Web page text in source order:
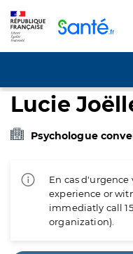
Lucie
Psychologue
En cas d'urgence
experience or
immediatly call
organization).